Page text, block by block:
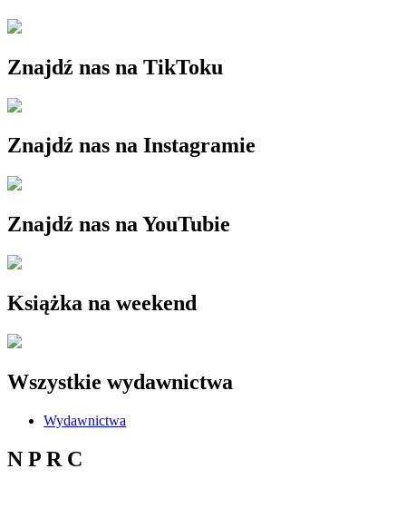
Znajdź nas na TikToku
Znajdź nas na Instagramie
Znajdź nas na YouTubie
Książka na weekend
Wszystkie wydawnictwa
Wydawnictwa
N P R C